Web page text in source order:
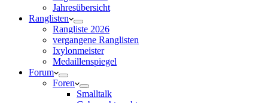
Jahresübersicht
Ranglisten
Rangliste 2026
vergangene Ranglisten
Ixylonmeister
Medaillenspiegel
Forum
Foren
Smalltalk